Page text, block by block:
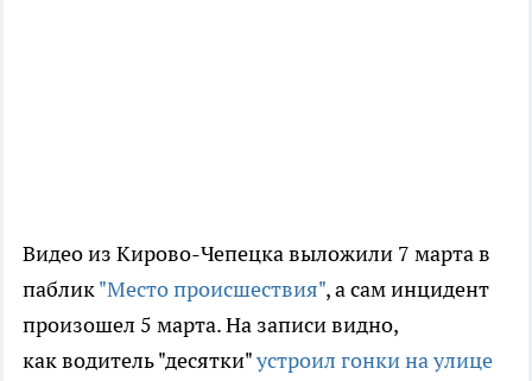
Видео из Кирово-Чепецка выложили 7 марта в
паблик"Место происшествия", а сам инцидент
произошел 5 марта. На записи видно,
как водитель "десятки"устроил гонки на улице